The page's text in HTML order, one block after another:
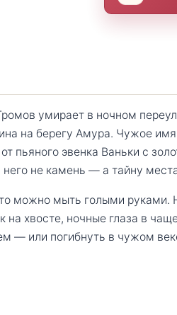
умирает в ночном
на берегу Амура. Чужое
пьяного эвенка Ваньки с
не камень — а тайну
можно мыть голыми руками.
на хвосте, ночные глаза в
— или погибнуть в чужом